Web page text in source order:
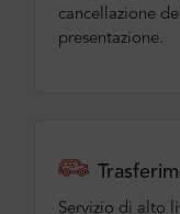
cancellazione
presentazione.
Servizio di alto